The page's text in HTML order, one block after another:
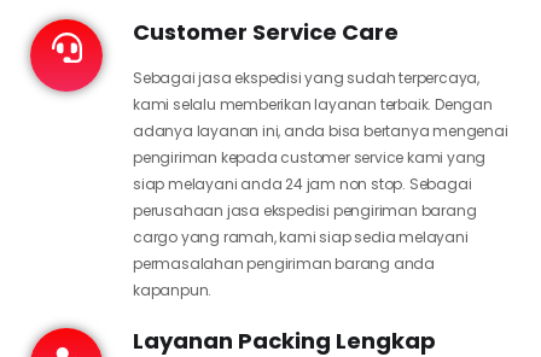
Customer Service Care
Sebagai jasa ekspedisi yang sudah terpercaya,
kami selalu memberikan layanan terbaik. Dengan
adanya layanan ini, anda bisa bertanya mengenai
pengiriman kepada customer service kami yang
siap melayani anda 24 jam non stop. Sebagai
perusahaan jasa ekspedisi pengiriman barang
cargo yang ramah, kami siap sedia melayani
permasalahan pengiriman barang anda
kapanpun.
Layanan Packing Lengkap